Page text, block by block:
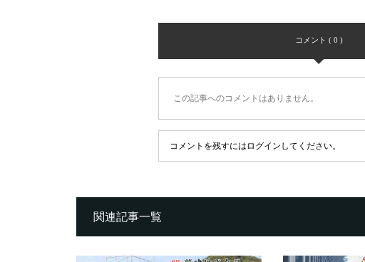
コメント ( 0 )
この記事へのコメントはありません。
コメントを残すにはログインしてください。
関連記事一覧